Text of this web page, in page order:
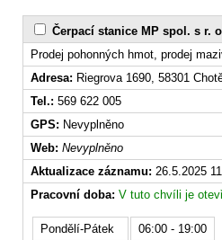
Čerpací stanice MP spol. s r.
Prodej pohonných hmot, prodej
Adresa: Riegrova 1690, 58301
Tel.: 569 622 005
GPS: Nevyplněno
Web: Nevyplněno
Aktualizace záznamu: 26.5.2025
Pracovní doba: V tuto chvíli je
Pondělí-Pátek
06:00 - 19:00